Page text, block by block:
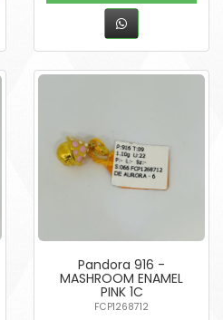
Pandora 916 -
MASHROOM ENAMEL
PINK 1C
FCP1268712